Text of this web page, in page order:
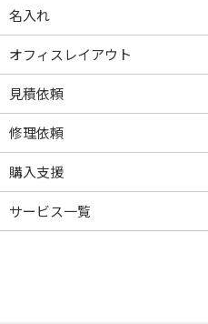
名入れ
オフィスレイアウト
見積依頼
修理依頼
購入支援
サービス一覧